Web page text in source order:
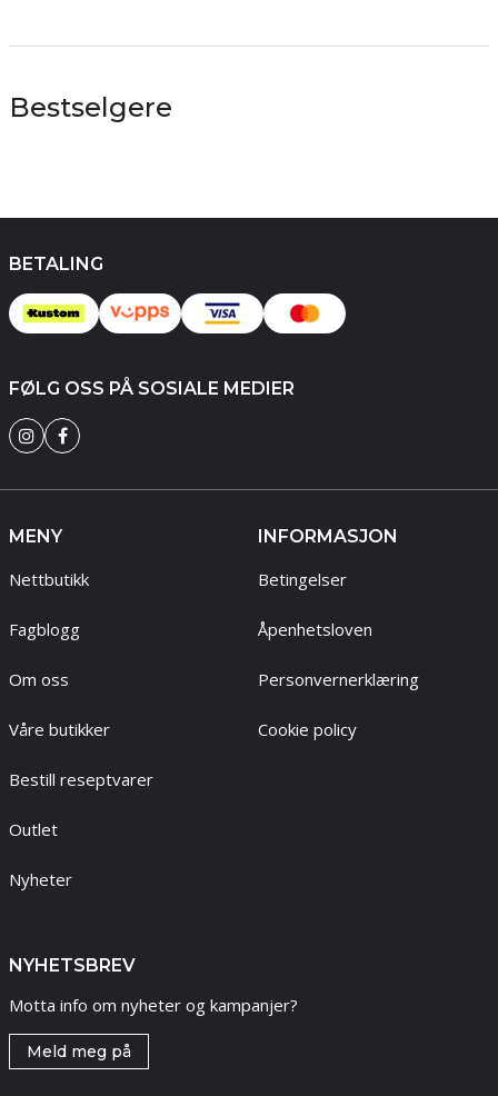
Bestselgere
BETALING
FØLG OSS PÅ SOSIALE MEDIER
MENY
Nettbutikk
Fagblogg
Om oss
Våre butikker
Bestill reseptvarer
Outlet
Nyheter
INFORMASJON
Betingelser
Åpenhetsloven
Personvernerklæring
Cookie policy
NYHETSBREV
Motta info om nyheter og kampanjer?
Meld meg på